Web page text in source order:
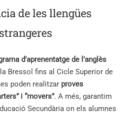
de les llengües
d’aprenentatge de l’anglès
Bressol fins al Cicle Superior de
poden realitzar proves
i “movers”. A més, garantim
Secundària on els alumnes